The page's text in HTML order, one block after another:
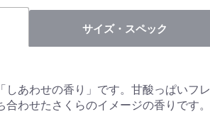
サイズ・スペック
あわせの香り」です。甘酸っぱいフレ
わせたさくらのイメージの香りです。